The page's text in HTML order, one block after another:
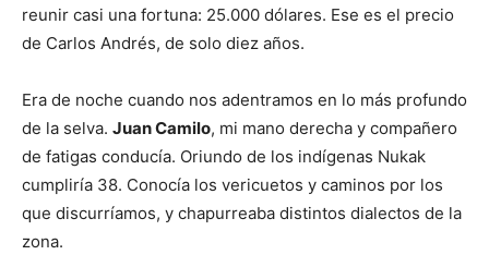
reunir casi una fortuna: 25.000 dólares. Ese es el precio
de Carlos Andrés, de solo diez años.
Era de noche cuando nos adentramos en lo más profundo
de la selva. Juan Camilo, mi mano derecha y compañero
de fatigas conducía. Oriundo de los indígenas Nukak
cumpliría 38. Conocía los vericuetos y caminos por los
que discurríamos, y chapurreaba distintos dialectos de la
zona.